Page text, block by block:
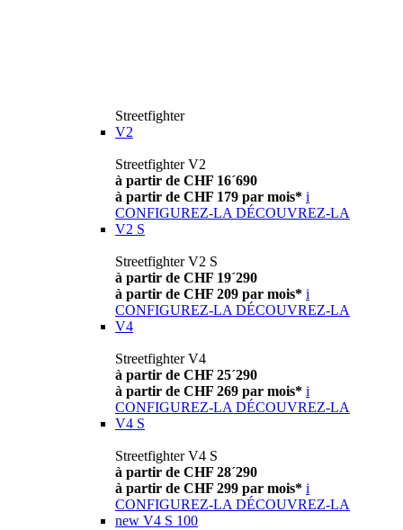
Streetfighter
V2
Streetfighter V2
à partir de CHF 16´690
à partir de CHF 179 par mois* i
CONFIGUREZ-LA DÉCOUVREZ-LA
V2 S
Streetfighter V2 S
à partir de CHF 19´290
à partir de CHF 209 par mois* i
CONFIGUREZ-LA DÉCOUVREZ-LA
V4
Streetfighter V4
à partir de CHF 25´290
à partir de CHF 269 par mois* i
CONFIGUREZ-LA DÉCOUVREZ-LA
V4 S
Streetfighter V4 S
à partir de CHF 28´290
à partir de CHF 299 par mois* i
CONFIGUREZ-LA DÉCOUVREZ-LA
new V4 S 100